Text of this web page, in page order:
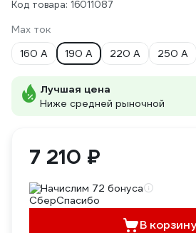
Код товара: 16011087
Max ток
160 А
190 А 220 А 250 А
Лучшая цена
Ниже средней рыночной
7 210 ₽
Начислим 72 бонуса
В корзину